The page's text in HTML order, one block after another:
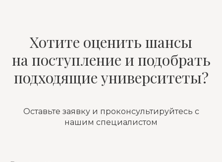
Хотите оценить шансы
на поступление и подобрать
подходящие университеты?
Оставьте заявку и проконсультируйтесь с
нашим специалистом